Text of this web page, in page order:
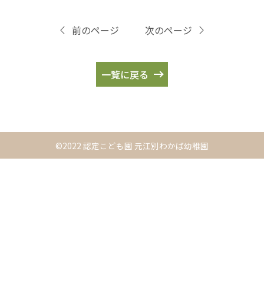
前のページ
一覧に戻る
次のページ
©2022 認定こども園 元江別わかば幼稚園